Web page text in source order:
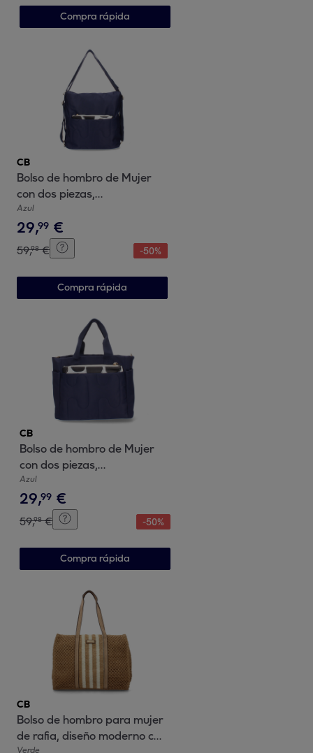
Compra rápida
CB
Bolso de hombro de Mujer
con dos piezas,
compartimento principal con
cremallera
Azul
29,99 €
59,98 € -50%
Compra rápida
CB
Bolso de hombro de Mujer
con dos piezas,
compartimento principal con
cremallera
Azul
29,99 €
59,98 € -50%
Compra rápida
CB
Bolso de hombro para mujer
de rafia, diseño moderno con
Verde